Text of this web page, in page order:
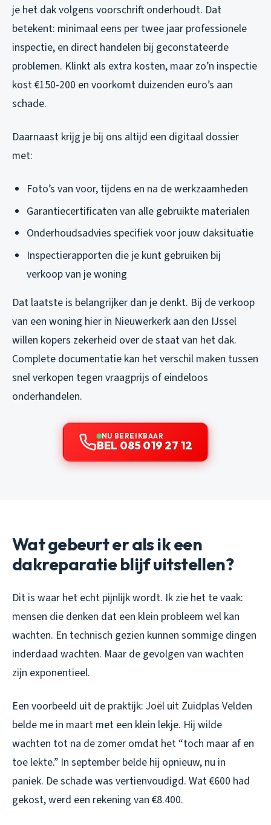
je het dak volgens voorschrift onderhoudt. Dat
betekent: minimaal eens per twee jaar professionele
inspectie, en direct handelen bij geconstateerde
problemen. Klinkt als extra kosten, maar zo’n inspectie
kost €150-200 en voorkomt duizenden euro’s aan
schade.
Daarnaast krijg je bij ons altijd een digitaal dossier
met:
Foto’s van voor, tijdens en na de werkzaamheden
Garantiecertificaten van alle gebruikte materialen
Onderhoudsadvies specifiek voor jouw daksituatie
Inspectierapporten die je kunt gebruiken bij
verkoop van je woning
Dat laatste is belangrijker dan je denkt. Bij de verkoop
van een woning hier in Nieuwerkerk aan den IJssel
willen kopers zekerheid over de staat van het dak.
Complete documentatie kan het verschil maken tussen
snel verkopen tegen vraagprijs of eindeloos
onderhandelen.
NU BEREIKBAAR
BEL 085 019 27 12
Wat gebeurt er als ik een
dakreparatie blijf uitstellen?
Dit is waar het echt pijnlijk wordt. Ik zie het te vaak:
mensen die denken dat een klein probleem wel kan
wachten. En technisch gezien kunnen sommige dingen
inderdaad wachten. Maar de gevolgen van wachten
zijn exponentieel.
Een voorbeeld uit de praktijk: Joël uit Zuidplas Velden
belde me in maart met een klein lekje. Hij wilde
wachten tot na de zomer omdat het “toch maar af en
toe lekte.” In september belde hij opnieuw, nu in
paniek. De schade was vertienvoudigd. Wat €600 had
gekost, werd een rekening van €8.400.